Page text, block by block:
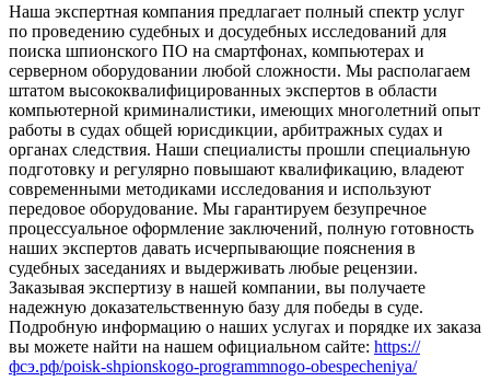
Наша экспертная компания предлагает полный спектр услуг
по проведению судебных и досудебных исследований для
поиска шпионского ПО на смартфонах, компьютерах и
серверном оборудовании любой сложности. Мы располагаем
штатом высококвалифицированных экспертов в области
компьютерной криминалистики, имеющих многолетний опыт
работы в судах общей юрисдикции, арбитражных судах и
органах следствия. Наши специалисты прошли специальную
подготовку и регулярно повышают квалификацию, владеют
современными методиками исследования и используют
передовое оборудование. Мы гарантируем безупречное
процессуальное оформление заключений, полную готовность
наших экспертов давать исчерпывающие пояснения в
судебных заседаниях и выдерживать любые рецензии.
Заказывая экспертизу в нашей компании, вы получаете
надежную доказательственную базу для победы в суде.
Подробную информацию о наших услугах и порядке их заказа
вы можете найти на нашем официальном сайте: https://
фсэ.рф/poisk-shpionskogo-programmnogo-obespecheniya/